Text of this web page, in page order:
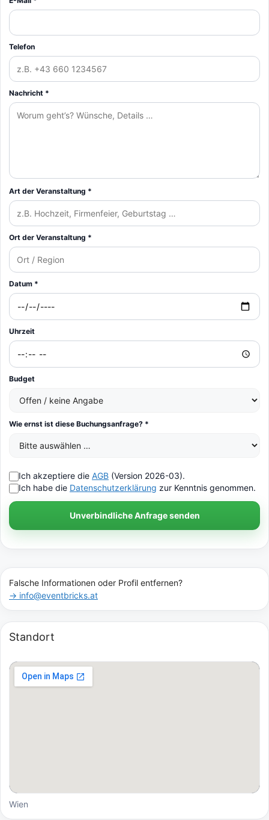
Telefon
Nachricht *
Art der Veranstaltung *
Ort der Veranstaltung *
Datum *
Uhrzeit
Budget
Wie ernst ist diese Buchungsanfrage? *
Ich akzeptiere die AGB (Version 2026-03).
Ich habe die Datenschutzerklärung zur Kenntnis genommen.
Unverbindliche Anfrage senden
Falsche Informationen oder Profil entfernen?
→ info@eventbricks.at
Standort
Wien